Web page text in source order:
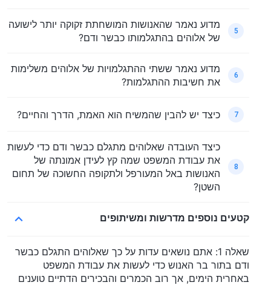
5
מדוע נאמר שהאנושות המושחתת זקוקה יותר לישועה
של אלוהים בהתגלמותו כבשר ודם?
6
מדוע נאמר ששתי ההתגלמויות של אלוהים משלימות
את חשיבות ההתגלמות?
7 כיצד יש להבין שהמשיח הוא האמת, הדרך והחיים?
8
כיצד העובדה שאלוהים מתגלם כבשר ודם כדי לעשות
את עבודת המשפט שמה קץ לעידן אמונתה של
האנושות באל המעורפל ולתקופה החשוכה של תחום
השטן?
קטעים נוספים מדרשות ומשיתופים
שאלה 1: אתם נושאים עדות על כך שאלוהים התגלם כבשר
ודם בתור בר האנוש כדי לעשות את עבודת המשפט
באחרית הימים, אך רוב הכמרים והבכירים הדתיים טוענים